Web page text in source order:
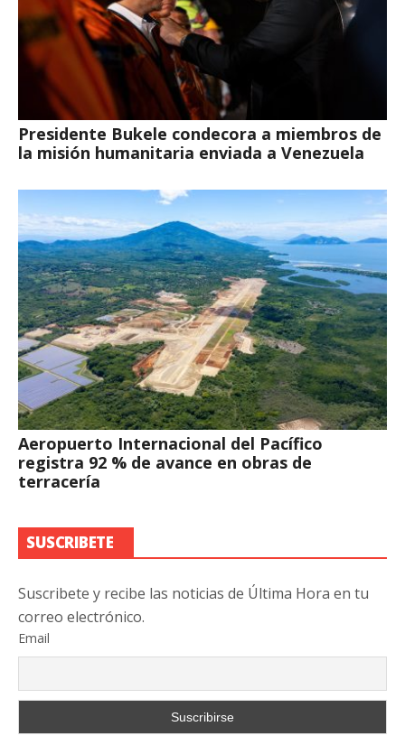
Presidente Bukele condecora a miembros de
la misión humanitaria enviada a Venezuela
Aeropuerto Internacional del Pacífico
registra 92 % de avance en obras de
terracería
SUSCRIBETE
Suscribete y recibe las noticias de Última Hora en tu
correo electrónico.
Email